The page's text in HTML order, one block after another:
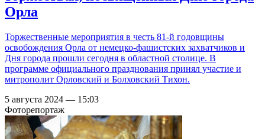
Орла
Торжественные мероприятия в честь 81-й годовщины
освобождения Орла от немецко-фашистских захватчиков и
Дня города прошли сегодня в областной столице. В
программе официального празднования принял участие и
митрополит Орловский и Болховский Тихон.
5 августа 2024 — 15:03
Фоторепортаж